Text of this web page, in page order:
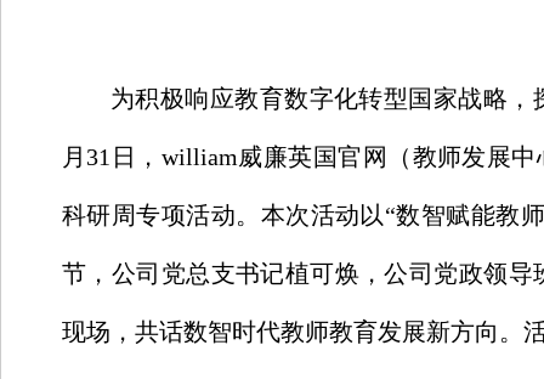
为积极响应教育数字化转型国家战略
月31日，william威廉英国官网（教师发展
科研周专项活动。本次活动以“数智赋能教
节，公司党总支书记植可焕，公司党政领
现场，共话数智时代教师教育发展新方向。